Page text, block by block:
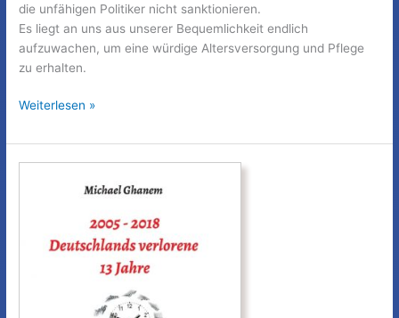
die unfähigen Politiker nicht sanktionieren.
Es liegt an uns aus unserer Bequemlichkeit endlich
aufzuwachen, um eine würdige Altersversorgung und Pflege
zu erhalten.
Deutschlands
13
Jahre
Weiterlesen »